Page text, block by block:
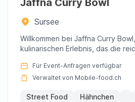
Jaffna Curry Bowl
Sursee
Willkommen bei Jaffna Curry
kulinarischen Erlebnis, das die
Für Event-Anfragen verfügbar
Verwaltet von Mobile-food.ch
Street Food Hähnchen